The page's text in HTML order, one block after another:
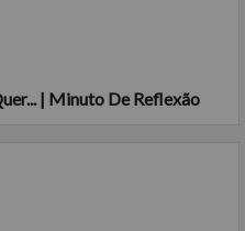
| Minuto De Reflexão